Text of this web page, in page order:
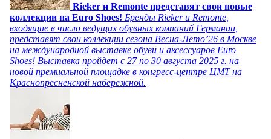
Rieker и Remonte представят свои новые
коллекции на Euro Shoes! Бренды Rieker и Remonte,
входящие в число ведущих обувных компаний Германии,
представят свои коллекции сезона Весна-Лето’26 в Москве
на международной выставке обуви и аксессуаров Euro
Shoes! Выставка пройдет c 27 по 30 августа 2025 г. на
новой премиальной площадке в конгресс-центре ЦМТ на
Краснопресненской набережной.